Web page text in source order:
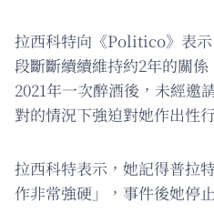
拉西科特向《Politico》表
段斷斷續續維持約2年的關
2021年一次醉酒後，未經邀
對的情況下強迫對她作出性
拉西科特表示，她記得普拉
作非常強硬」，事件後她停